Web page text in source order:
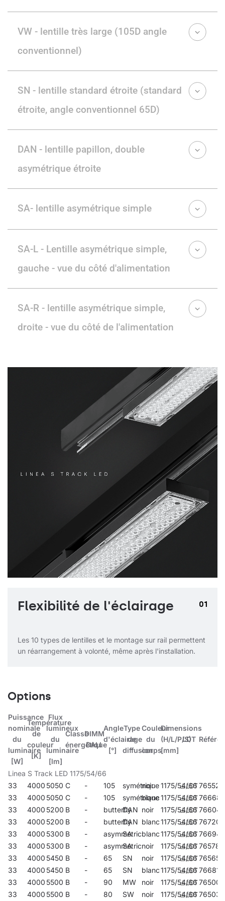
VW - lentille très large (105D angle
conventionnel)
SN - lentille standard étroite (standard
étroite, angle conventionnel 65D)
DAN - lentille papillon, double
asymétrique étroite
SA- lentille asymétrique simple
SA-L - Lentille asymétrique simple,
gauche - vue du côté d'alimentation
SA-R - lentille asymétrique simple,
droite - vue du côté de l'alimentation
01
Flexibilité de l'éclairage
Les 10 types de lentilles et le montage sur rail permettent
un réarrangement à volonté, même après l'installation.
Options
Puissance
nominale
du
luminaire
[W]
Température
de
couleur
[K]
Flux
lumineux
du
luminaire
[lm]
Classe
énergétique
DIMM
DALI
Angle
d'éclairage
[°]
Type
de
diffusion
Couleur
du
corps
Dimensions
(H/L/P/S)
[mm]
LDT
Linea S Track LED 1175/54/66
33
4000 5050 C - 105 symétrique
noir 1175/54/66765520
33
4000 5050 C - 105 symétrique
blanc1175/54/66766688
33
4000 5200 B - butterfly
DAN noir 1175/54/66766046
33
4000 5200 B - butterfly
DAN blanc1175/54/66767203
33
4000 5300 B - asymmetric
SA blanc1175/54/66766947
33
4000 5300 B - asymmetric
SA noir 1175/54/66765780
33
4000 5450 B - 65 SN noir 1175/54/66765650
33
4000 5450 B - 65 SN blanc1175/54/66766817
33
4000 5500 B - 90 MW noir 1175/54/66765001
33
4000 5500 B - 80 SW noir 1175/54/66765032